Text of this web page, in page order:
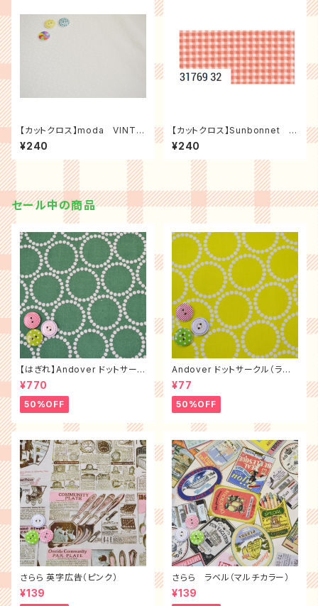
【カットクロス】moda VINTA
GE クロスマーク（生成り）
¥240
【カットクロス】Sunbonnet チ
ェック（コーラル）
¥240
セール中の商品
【はぎれ】Andover ドットサーク
ル（グリーン）（布幅×100㎝）
¥770
50%OFF
Andover ドットサークル（ライ
ム）
¥77
50%OFF
さらら 英字広告（ピンク）
¥139
さらら ラベル（マルチカラー）
¥139